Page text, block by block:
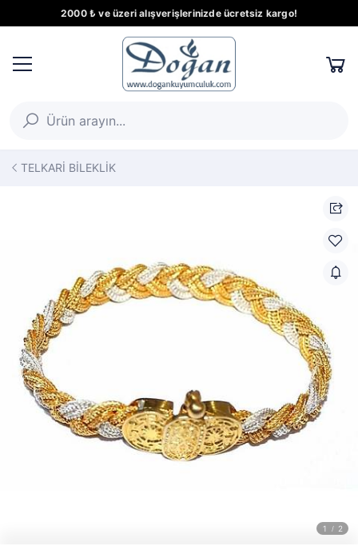
2000 ₺ ve üzeri alışverişlerinizde ücretsiz kargo!
TELKARİ BİLEKLİK